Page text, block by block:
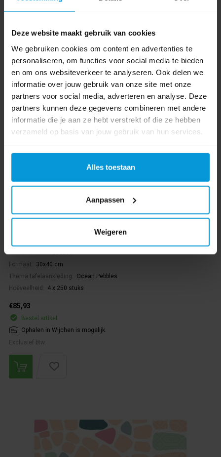
Deze website maakt gebruik van cookies
We gebruiken cookies om content en advertenties te
personaliseren, om functies voor social media te bieden
en om ons websiteverkeer te analyseren. Ook delen we
informatie over jouw gebruik van onze site met onze
partners voor social media, adverteren en analyse. Deze
partners kunnen deze gegevens combineren met andere
informatie die je aan ze hebt verstrekt of die ze hebben
verzameld op basis van jouw gebruik van hun services.
Alles toestaan
Aanpassen
Weigeren
Duni Placemat 30x40 cm 4x250 stuks "Ocean Pebbles"
Artikelnummer:206399
Formaat:
30x40 cm
Thema tafelaankleding:
Ocean Pebbles
Hoeveelheid:
4 x 250 stuks
€85,93
Bestel artikel.
Ophalen in Wijchen is mogelijk.
Exclusief btw.